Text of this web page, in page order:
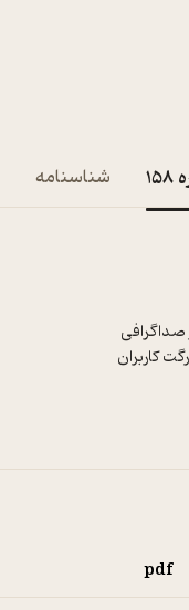
شناسنامه
pdf